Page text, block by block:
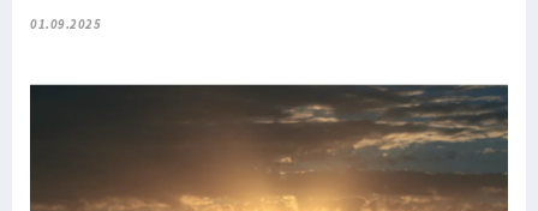
01.09.2025